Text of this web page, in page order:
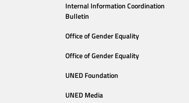
Internal Information Coordination
Bulletin
Office of Gender Equality
Office of Gender Equality
UNED Foundation
UNED Media